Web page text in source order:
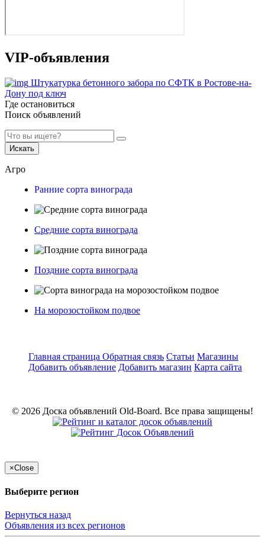
VIP-объявления
Штукатурка бетонного забора по СФТК в Ростове-на-
Дону под ключ
Где остановиться
Поиск объявлений
Искать
Агро
Ранние сорта винограда
Средние сорта винограда
Поздние сорта винограда
На морозостойком подвое
Главная страница Обратная связь Статьи Магазины
Добавить объявление Добавить магазин Карта сайта
© 2026 Доска объявлений Old-Board. Все права защищены!
×Close
Выберите регион
Вернуться назад
Объявления из всех регионов